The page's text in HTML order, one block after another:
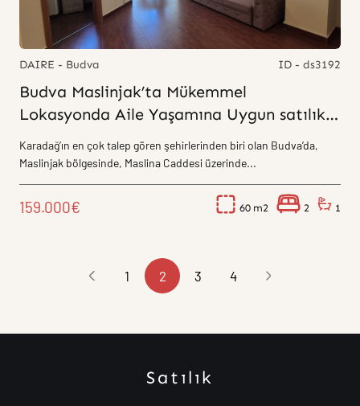
DAIRE - Budva ID - ds3192
Budva Maslinjak’ta Mükemmel
Lokasyonda Aile Yaşamına Uygun satılık
2+1 Daire
Karadağ’ın en çok talep gören şehirlerinden biri olan Budva’da,
Maslinjak bölgesinde, Maslina Caddesi üzerinde...
159.000€ 60 2 1
1 2 3 4
Satılık